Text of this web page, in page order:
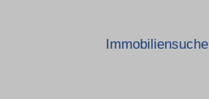
Immobiliensuche